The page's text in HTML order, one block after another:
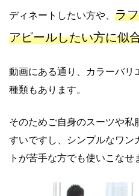
ディネートしたい方や、 ラ
アピールしたい方に似
動画にある通り、カラーバリ
種類もあります。
そのためご自身のスーツや
すいですし、シンプルなワン
トが苦手な方でも使いこなせ